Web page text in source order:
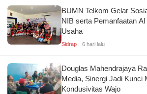
BUMN Telkom Gelar
NIB serta Pemanfaatan
Usaha
Sidrap 6 hari lalu
Douglas Mahendrajaya
Media, Sinergi Jadi Kunci
Kondusivitas Wajo